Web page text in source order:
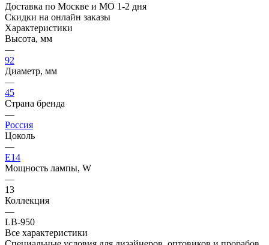
Доставка по Москве и МО 1-2 дня
Скидки на онлайн заказы
Характеристики
Высота, мм
—
92
Диаметр, мм
—
45
Страна бренда
—
Россия
Цоколь
—
E14
Мощность лампы, W
—
13
Коллекция
—
LB-950
Все характеристики